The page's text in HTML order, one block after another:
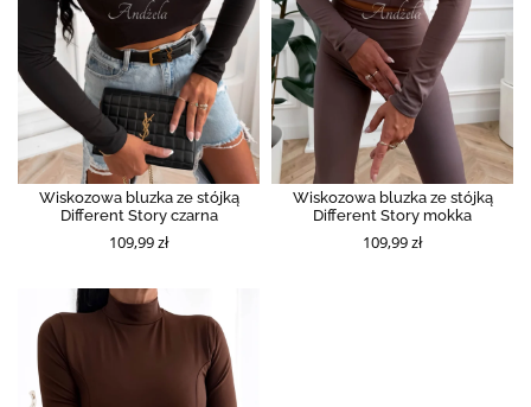
Wiskozowa bluzka ze stójką
Different Story czarna
109,99 zł
Wiskozowa bluzka ze stójką
Different Story mokka
109,99 zł